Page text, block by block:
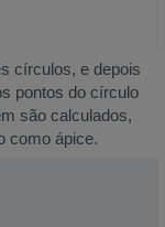
círculos, e depois
pontos do círculo
são calculados,
como ápice.